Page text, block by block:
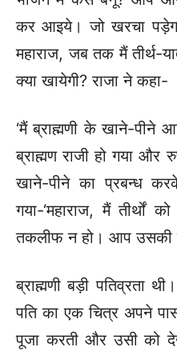
कर आइये। जो खरचा
महाराज, जब तक मैं तीर्थ-
क्या खायेगी? राजा ने कहा-
‘मैं ब्राह्मणी के खाने-पीने
ब्राह्मण राजी हो गया
खाने-पीने का प्रबन्ध
गया-‘महाराज, मैं तीर्थों
तकलीफ न हो। आप उसकी
ब्राह्मणी बड़ी पतिव्रता
पति का एक चित्र अपने
पूजा करती और उसी को